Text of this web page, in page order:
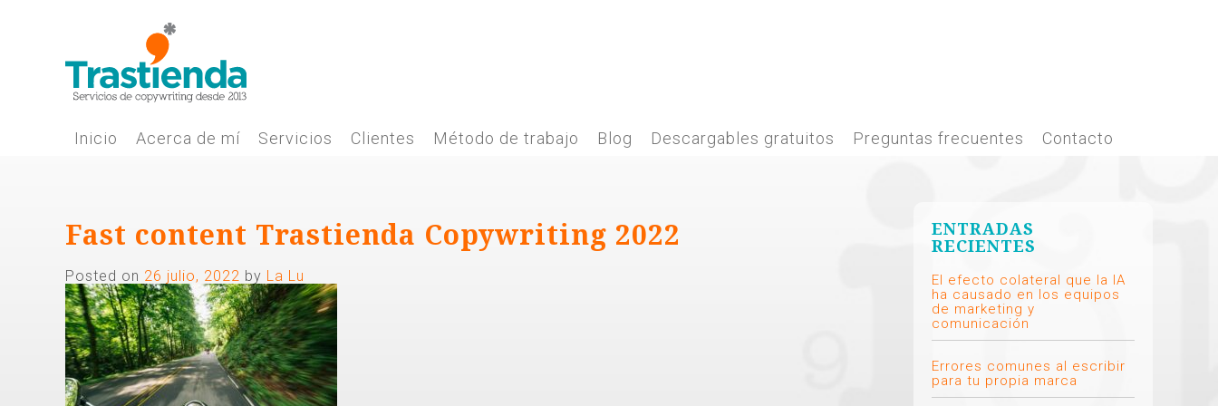
Inicio Acerca de mí Servicios Clientes Método de trabajo Blog Descargables gratuitos Preguntas frecuentes Contacto
Fast content Trastienda Copywriting 2022
Posted on 26 julio, 2022 by La Lu
ENTRADAS
RECIENTES
El efecto colateral que la IA
ha causado en los equipos
de marketing y
comunicación
Errores comunes al escribir
para tu propia marca